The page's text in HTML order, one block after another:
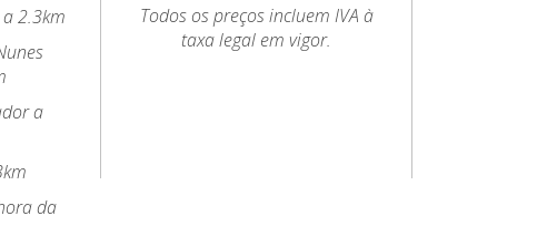
2.3km
a
da
Todos os preços incluem IVA à
taxa legal em vigor.